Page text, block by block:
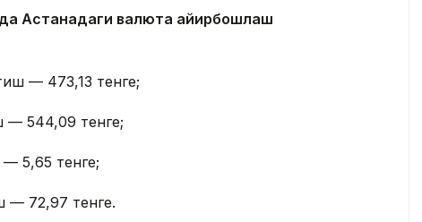
Астанадаги валюта айирбошлаш
— 473,13 тенге;
— 544,09 тенге;
5,65 тенге;
— 72,97 тенге.